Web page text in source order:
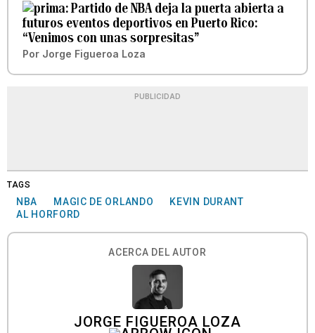
Partido de NBA deja la puerta abierta a
futuros eventos deportivos en Puerto Rico:
“Venimos con unas sorpresitas”
Por Jorge Figueroa Loza
PUBLICIDAD
TAGS
NBA MAGIC DE ORLANDO
KEVIN DURANT
AL HORFORD
ACERCA DEL AUTOR
JORGE FIGUEROA LOZA